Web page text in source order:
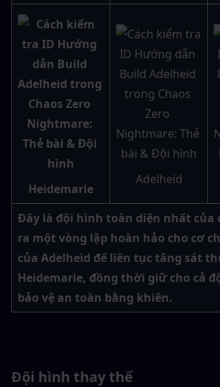
Heidemarie
Adelheid
Đây là đội hình toàn diện nhất của
ra một vòng lặp hoàn hảo cho cơ
của Adelheid để liên tục tăng sát
Heidemarie, đồng thời giữ cho cả
bảo vệ an toàn bằng khiên.
Đội hình thay thế